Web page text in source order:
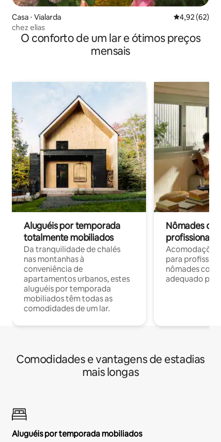
Casa ⋅ Vialarda 4,92 de uma
4,92 (62)
chez elias
O conforto de um lar e ótimos preços
mensais
Aluguéis por temporada
totalmente mobiliados
Da tranquilidade de chalés
nas montanhas à
conveniência de
apartamentos urbanos, estes
aluguéis por temporada
mobiliados têm todas as
comodidades de um lar.
Nômades
profissionais
para
nômades com
adequado
Comodidades e vantagens de estadias
mais longas
Aluguéis por temporada mobiliados